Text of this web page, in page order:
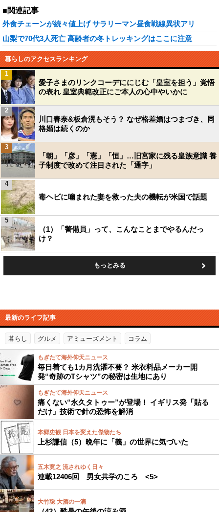
■関連記事
外食チェーンが続々値上げ サラリーマン昼食戦線異状アリ
山梨で70代3人死亡 高齢者の冬トレッキングはここに注意
暮らしのアクセスランキング
愛子さまのリンクコーデににじむ「皇室を担う」覚悟
の表れ 皇室典範改正にご本人の心中やいかに
1
川口春奈&板倉滉もそう？ なぜ格差婚はつまづき、同
格婚は続くのか
2
「朝」「彦」「憲」「恒」…旧宮家に残る皇族意識 養
子制度で改めて注目された「通字」
3
毒ヘビに噛まれた妻を救った夫の機転が米国で話題
4
（1）「警備員」って、こんなことまでやるんだっ
け？
5
もっとみる
最新のライフ記事
暮らし グルメ アミューズメント コラム
もぎたて海外仰天ニュース
毎日着ても1カ月洗濯不要？ 米衣料品メーカー開
発“奇跡のTシャツ”の秘密は生地にあり
もぎたて海外仰天ニュース
痛くない“永久タトゥー”が登場！ イギリス発「貼る
だけ」技術で針の恐怖を解消
本郷史観 日本を変えた傑物たち
上杉謙信（5）晩年に「義」の世界に気づいた
五木寛之 流されゆく日々
連載12406回 男女共学のころ <5>
大竹聡 大酒の一滴